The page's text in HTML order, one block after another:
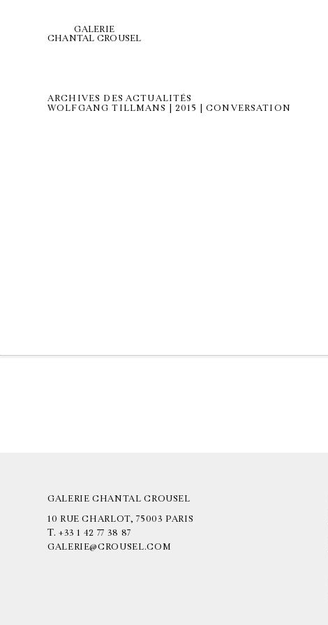
GALERIE
CHANTAL CROUSEL
ARCHIVES DES ACTUALITÉS
WOLFGANG TILLMANS | 2015 | CONVERSATION
GALERIE CHANTAL CROUSEL
10 RUE CHARLOT, 75003 PARIS
T. +33 1 42 77 38 87
GALERIE@CROUSEL.COM